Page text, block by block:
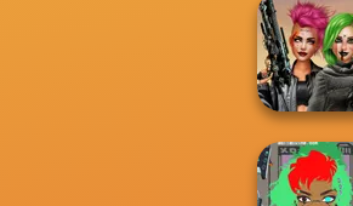
Cyberpunk
Fashion
Cyberpunk